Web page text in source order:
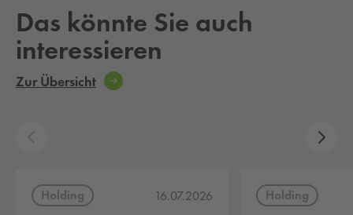
Das könnte Sie auch
interessieren
Zur Übersicht
Holding 16.07.2026 Holding